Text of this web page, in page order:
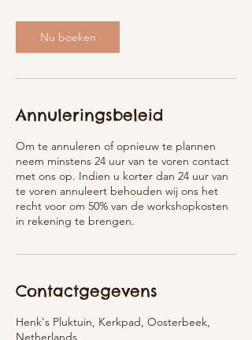
Nu boeken
Annuleringsbeleid
Om te annuleren of opnieuw te plannen
neem minstens 24 uur van te voren contact
met ons op. Indien u korter dan 24 uur van
te voren annuleert behouden wij ons het
recht voor om 50% van de workshopkosten
in rekening te brengen.
Contactgegevens
Henk's Pluktuin, Kerkpad, Oosterbeek,
Netherlands